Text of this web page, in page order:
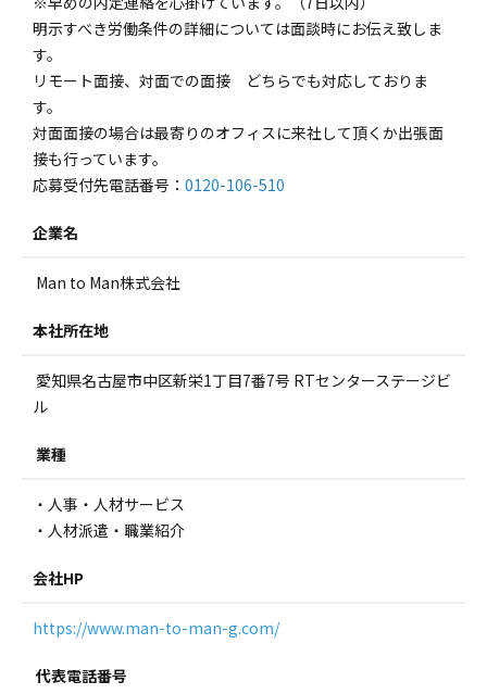
明示すべき労働条件の詳細については面談時にお伝え致しま
す。
リモート面接、対面での面接 どちらでも対応しておりま
す。
対面面接の場合は最寄りのオフィスに来社して頂くか出張面
接も行っています。
応募受付先電話番号： 0120-106-510
企業名
Man to Man株式会社
本社所在地
愛知県名古屋市中区新栄1丁目7番7号 RTセンターステージビ
ル
業種
・人事・人材サービス
・人材派遣・職業紹介
会社HP
https://www.man-to-man-g.com/
代表電話番号